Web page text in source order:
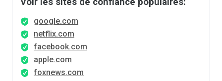
google.com
netflix.com
facebook.com
apple.com
foxnews.com